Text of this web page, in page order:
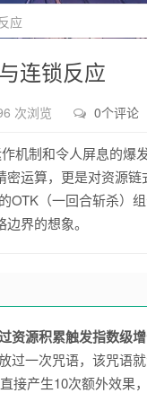
应
连锁反应
次浏览 0个评论
机制和令人屏息的
运算，更是对资源
OTK（一回合斩杀）
界的想象。
资源积累触发指数级
过一次咒语，该咒语
接产生10次额外效果